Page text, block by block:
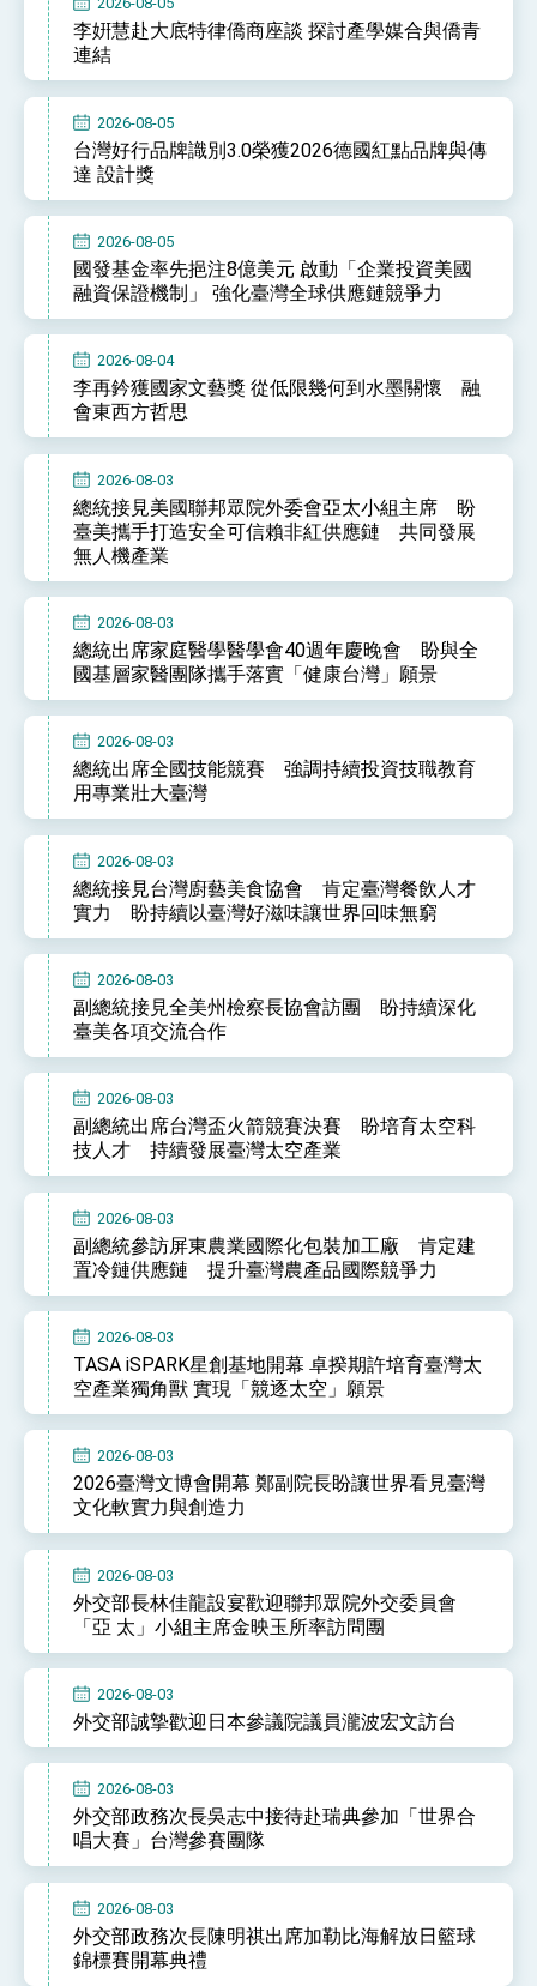
李姸慧赴大底特律僑商座談 探討產學媒合與僑青
連結
2026-08-05
台灣好行品牌識別3.0榮獲2026德國紅點品牌與傳
達 設計獎
2026-08-05
國發基金率先挹注8億美元 啟動「企業投資美國
融資保證機制」 強化臺灣全球供應鏈競爭力
2026-08-04
李再鈐獲國家文藝獎 從低限幾何到水墨關懷 融
會東西方哲思
2026-08-03
總統接見美國聯邦眾院外委會亞太小組主席 盼
臺美攜手打造安全可信賴非紅供應鏈 共同發展
無人機產業
2026-08-03
總統出席家庭醫學醫學會40週年慶晚會 盼與全
國基層家醫團隊攜手落實「健康台灣」願景
2026-08-03
總統出席全國技能競賽 強調持續投資技職教育
用專業壯大臺灣
2026-08-03
總統接見台灣廚藝美食協會 肯定臺灣餐飲人才
實力 盼持續以臺灣好滋味讓世界回味無窮
2026-08-03
副總統接見全美州檢察長協會訪團 盼持續深化
臺美各項交流合作
2026-08-03
副總統出席台灣盃火箭競賽決賽 盼培育太空科
技人才 持續發展臺灣太空產業
2026-08-03
副總統參訪屏東農業國際化包裝加工廠 肯定建
置冷鏈供應鏈 提升臺灣農產品國際競爭力
2026-08-03
TASA iSPARK星創基地開幕 卓揆期許培育臺灣太
空產業獨角獸 實現「競逐太空」願景
2026-08-03
2026臺灣文博會開幕 鄭副院長盼讓世界看見臺灣
文化軟實力與創造力
2026-08-03
外交部長林佳龍設宴歡迎聯邦眾院外交委員會
「亞 太」小組主席金映玉所率訪問團
2026-08-03
外交部誠摯歡迎日本參議院議員瀧波宏文訪台
2026-08-03
外交部政務次長吳志中接待赴瑞典參加「世界合
唱大賽」台灣參賽團隊
2026-08-03
外交部政務次長陳明祺出席加勒比海解放日籃球
錦標賽開幕典禮